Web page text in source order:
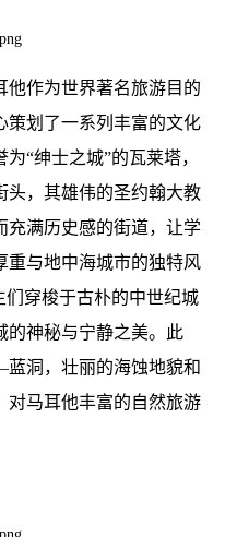
他作为世界著名旅游目的
策划了一系列丰富的文化
“绅士之城”的瓦莱塔，
头，其雄伟的圣约翰大教
充满历史感的街道，让学
重与地中海城市的独特风
们穿梭于古朴的中世纪城
的神秘与宁静之美。此
洞，壮丽的海蚀地貌和
对马耳他丰富的自然旅游